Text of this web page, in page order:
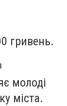
гривень.
молоді
міста.